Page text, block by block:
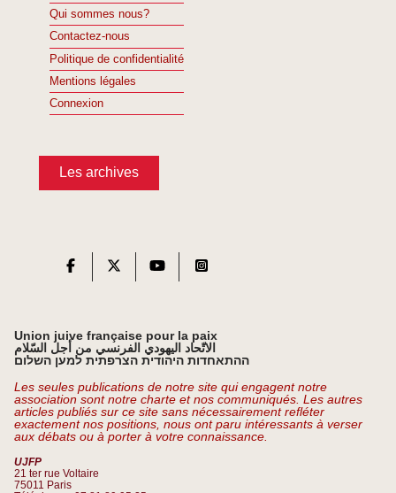
Qui sommes nous?
Contactez-nous
Politique de confidentialité
Mentions légales
Connexion
Les archives
Union juive française pour la paix
الاتّحاد اليهودي الفرنسي من أجل السّلام
ההתאחדות היהודית הצרפתית למען השלום
Les seules publications de notre site qui engagent notre
association sont notre charte et nos communiqués. Les autres
articles publiés sur ce site sans nécessairement refléter
exactement nos positions, nous ont paru intéressants à verser
aux débats ou à porter à votre connaissance.
UJFP
21 ter rue Voltaire
75011 Paris